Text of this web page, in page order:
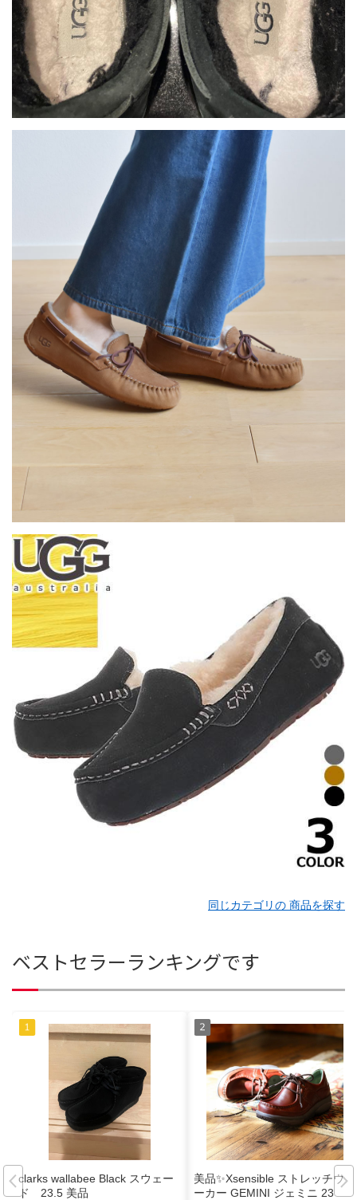
同じカテゴリの 商品を探す
ベストセラーランキングです
clarks wallabee Black スウェー
ド 23.5 美品
美品✨Xsensible ストレッチウォ
ーカー GEMINI ジェミニ 23